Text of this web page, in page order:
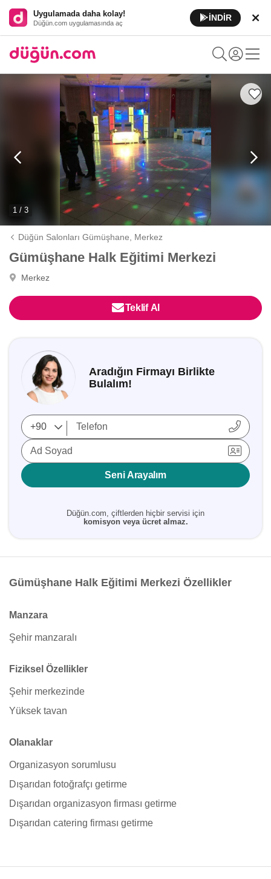
Uygulamada daha kolay!
Düğün.com uygulamasında aç
İNDİR
1 / 3
Düğün Salonları Gümüşhane, Merkez
Gümüşhane Halk Eğitimi Merkezi
Merkez
Teklif Al
Aradığın Firmayı Birlikte
Bulalım!
Ad Soyad
Seni Arayalım
Düğün.com, çiftlerden hiçbir servisi için
komisyon veya ücret almaz.
Gümüşhane Halk Eğitimi Merkezi Özellikler
Manzara
Şehir manzaralı
Fiziksel Özellikler
Şehir merkezinde
Yüksek tavan
Olanaklar
Organizasyon sorumlusu
Dışarıdan fotoğrafçı getirme
Dışarıdan organizasyon firması getirme
Dışarıdan catering firması getirme